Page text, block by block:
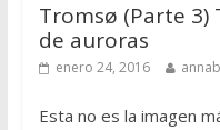
Tromsø (Parte 3)
de auroras
enero 24, 2016
Esta no es la imagen